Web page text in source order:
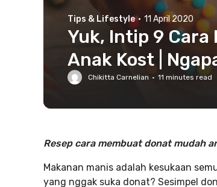
Tips & Lifestyle · 11 April 2020
Yuk, Intip 9
Anak Kost |
Chikitta Carnelian · 11 minutes read
Resep cara membuat donat mudah
Makanan manis adalah kesukaan
yang nggak suka donat? Sesimpel